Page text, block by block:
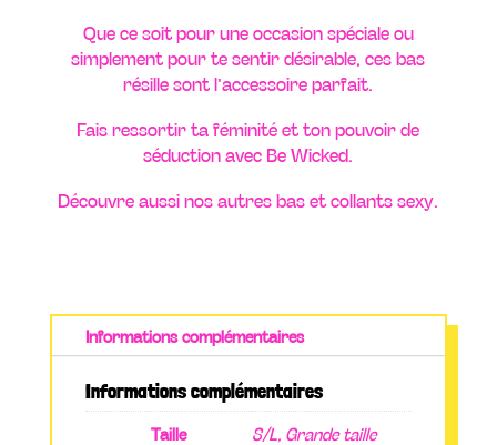
Que ce soit pour une occasion spéciale ou
simplement pour te sentir désirable, ces bas
résille sont l’accessoire parfait.
Fais ressortir ta féminité et ton pouvoir de
séduction avec Be Wicked.
Découvre aussinos autres bas et collantssexy.
Informations complémentaires
Informations complémentaires
Taille S/L, Grande taille